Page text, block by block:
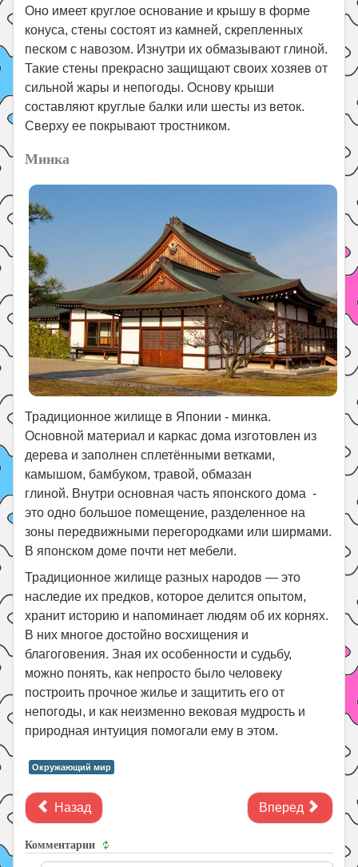
Оно имеет круглое основание и крышу в форме
конуса, стены состоят из камней, скрепленных
песком с навозом. Изнутри их обмазывают глиной.
Такие стены прекрасно защищают своих хозяев от
сильной жары и непогоды. Основу крыши
составляют круглые балки или шесты из веток.
Сверху ее покрывают тростником.
Минка
Традиционное жилище в Японии - минка.
Основной материал и каркас дома изготовлен из
дерева и заполнен сплетёнными ветками,
камышом, бамбуком, травой, обмазан
глиной. Внутри основная часть японского дома -
это одно большое помещение, разделенное на
зоны передвижными перегородками или ширмами.
В японском доме почти нет мебели.
Традиционное жилище разных народов — это
наследие их предков, которое делится опытом,
хранит историю и напоминает людям об их корнях.
В них многое достойно восхищения и
благоговения. Зная их особенности и судьбу,
можно понять, как непросто было человеку
построить прочное жилье и защитить его от
непогоды, и как неизменно вековая мудрость и
природная интуиция помогали ему в этом.
Окружающий мир
Назад Вперед
Комментарии